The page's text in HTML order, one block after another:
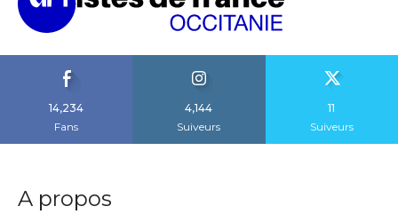
14,234
Fans
4,144
Suiveurs
11
Suiveurs
A propos